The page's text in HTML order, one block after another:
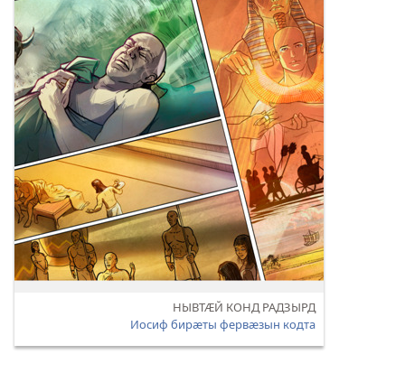
НЫВТӔЙ КОНД РАДЗЫРД
Иосиф бирӕты фервӕзын кодта